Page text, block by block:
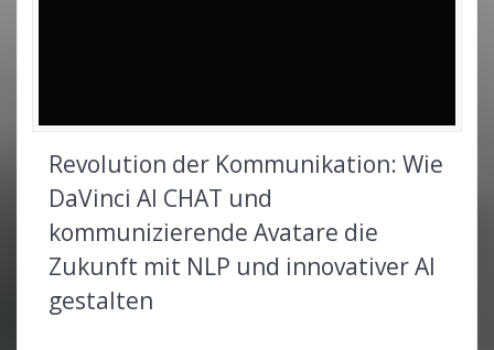
Revolution der Kommunikation: Wie
DaVinci AI CHAT und
kommunizierende Avatare die
Zukunft mit NLP und innovativer AI
gestalten